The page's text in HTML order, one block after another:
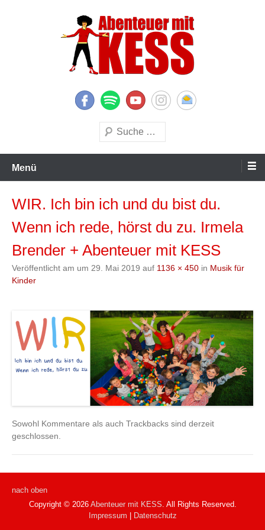
Abenteuer mit KESS
Suchen
Menü
WIR. Ich bin ich und du bist du.
Wenn ich rede, hörst du zu. Irmela
Brender + Abenteuer mit KESS
Veröffentlicht am um 29. Mai 2019 auf 1136 × 450 in Musik für
Kinder
Sowohl Kommentare als auch Trackbacks sind derzeit
geschlossen.
nach oben
Copyright © 2026 Abenteuer mit KESS. All Rights Reserved.
Impressum
Datenschutz